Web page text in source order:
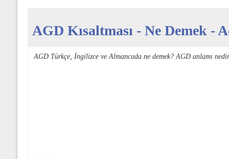
AGD Kısaltması - Ne Demek -
AGD Türkçe, İngilizce ve Almancada ne demek? AGD anlamı